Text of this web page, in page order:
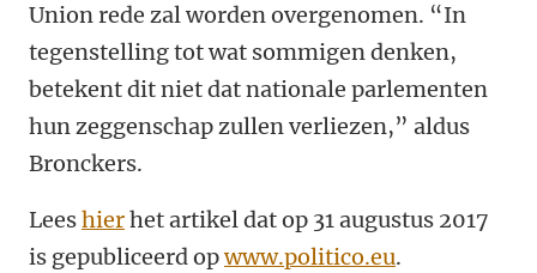
Union rede zal worden overgenomen. “In
tegenstelling tot wat sommigen denken,
betekent dit niet dat nationale parlementen
hun zeggenschap zullen verliezen,” aldus
Bronckers.
Leeshierhet artikel dat op 31 augustus 2017
is gepubliceerd opwww.politico.eu.